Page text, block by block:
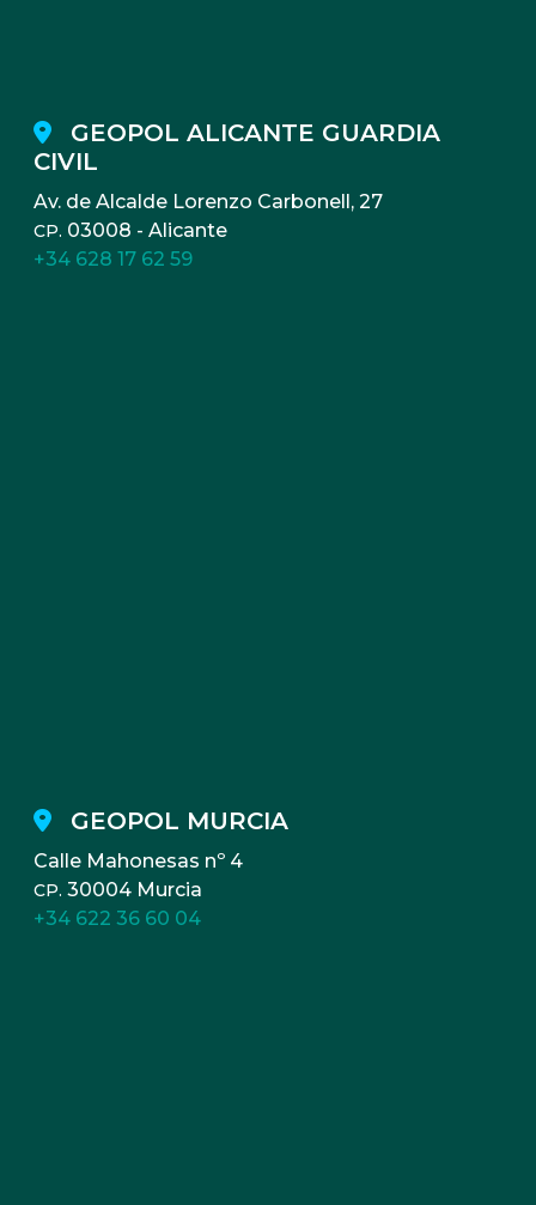
GEOPOL ALICANTE GUARDIA
CIVIL
Av. de Alcalde Lorenzo Carbonell, 27
CP. 03008 - Alicante
+34 628 17 62 59
GEOPOL MURCIA
Calle Mahonesas nº 4
CP. 30004 Murcia
+34 622 36 60 04